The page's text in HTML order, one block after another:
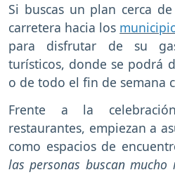
Si buscas un plan cerca
carretera hacia los
para disfrutar de su
turísticos, donde se podrá
o de todo el fin de semana
Frente a la
restaurantes, empiezan a
como espacios de
las personas buscan